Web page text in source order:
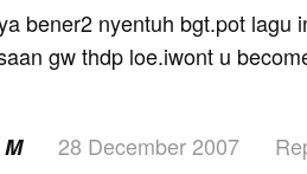
bener2 nyentuh bgt.pot lagu
gw thdp loe.iwont u
28 December 2007